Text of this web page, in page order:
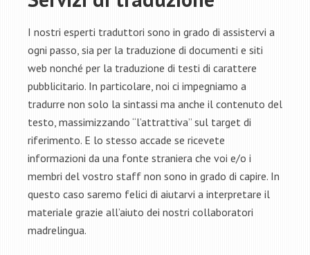
I nostri esperti traduttori sono in grado di assistervi a
ogni passo, sia per la traduzione di documenti e siti
web nonché per la traduzione di testi di carattere
pubblicitario. In particolare, noi ci impegniamo a
tradurre non solo la sintassi ma anche il contenuto del
testo, massimizzando “l’attrattiva” sul target di
riferimento. E lo stesso accade se ricevete
informazioni da una fonte straniera che voi e/o i
membri del vostro staff non sono in grado di capire. In
questo caso saremo felici di aiutarvi a interpretare il
materiale grazie all’aiuto dei nostri collaboratori
madrelingua.